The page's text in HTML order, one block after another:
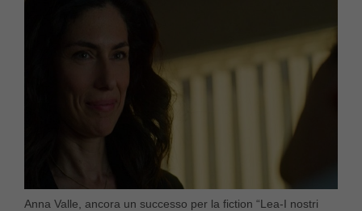
Anna Valle, ancora un successo per la fiction “Lea-I nostri